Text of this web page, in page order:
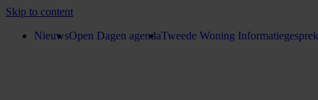
Skip to content
NieuwsOpen Dagen agendaTweede Woning Informatiegesprek